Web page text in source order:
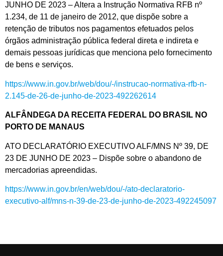
JUNHO DE 2023 – Altera a Instrução Normativa RFB nº
1.234, de 11 de janeiro de 2012, que dispõe sobre a
retenção de tributos nos pagamentos efetuados pelos
órgãos administração pública federal direta e indireta e
demais pessoas jurídicas que menciona pelo fornecimento
de bens e serviços.
https://www.in.gov.br/web/dou/-/instrucao-normativa-rfb-n-
2.145-de-26-de-junho-de-2023-492262614
ALFÂNDEGA DA RECEITA FEDERAL DO BRASIL NO
PORTO DE MANAUS
ATO DECLARATÓRIO EXECUTIVO ALF/MNS Nº 39, DE
23 DE JUNHO DE 2023 – Dispõe sobre o abandono de
mercadorias apreendidas.
https://www.in.gov.br/en/web/dou/-/ato-declaratorio-
executivo-alf/mns-n-39-de-23-de-junho-de-2023-492245097